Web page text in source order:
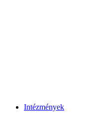
Intézmények